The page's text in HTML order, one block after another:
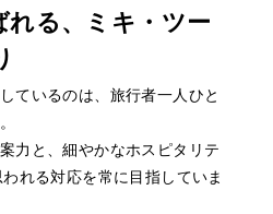
れる、ミキ・ツー
ているのは、旅行者一人ひと
力と、細やかなホスピタリテ
れる対応を常に目指していま